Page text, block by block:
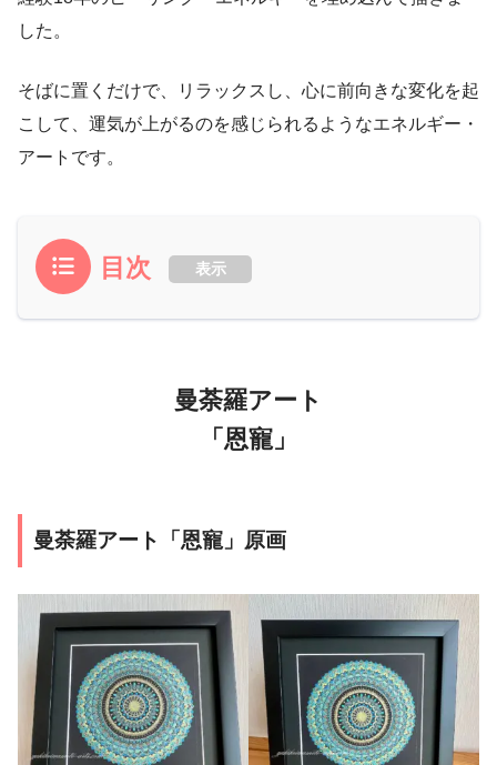
した。
そばに置くだけで、リラックスし、心に前向きな変化を起
こして、運気が上がるのを感じられるようなエネルギー・
アートです。
目次 表示
曼荼羅アート
「恩寵」
曼荼羅アート「恩寵」原画